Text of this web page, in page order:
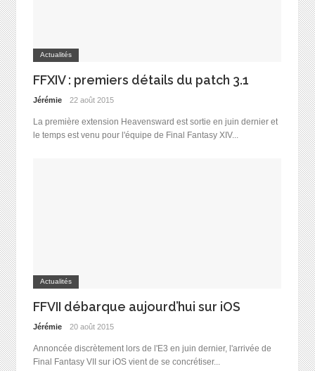
Actualités
FFXIV : premiers détails du patch 3.1
Jérémie 22 août 2015
La première extension Heavensward est sortie en juin dernier et
le temps est venu pour l'équipe de Final Fantasy XIV...
Actualités
FFVII débarque aujourd’hui sur iOS
Jérémie 20 août 2015
Annoncée discrètement lors de l'E3 en juin dernier, l'arrivée de
Final Fantasy VII sur iOS vient de se concrétiser...